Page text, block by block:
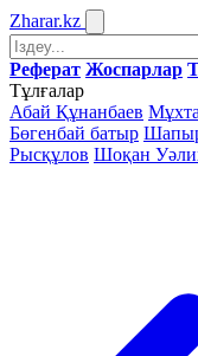
Zharar.kz
Реферат Жоспарлар
Тұлғалар
Абай Құнанбаев
Бөгенбай батыр
Рысқұлов Шоқан